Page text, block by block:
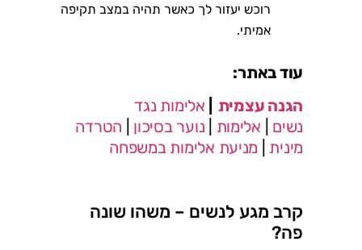
רוכש יעזור לך כאשר תהיה במצב תקיפה
אמיתי.
עוד באתר:
הגנה עצמית
אלימות נגד
נשים
אלימות |נוער בסיכון
הטרדה
מינית
מניעת אלימות במשפחה
קרב מגע לנשים – משהו שונה
פה?